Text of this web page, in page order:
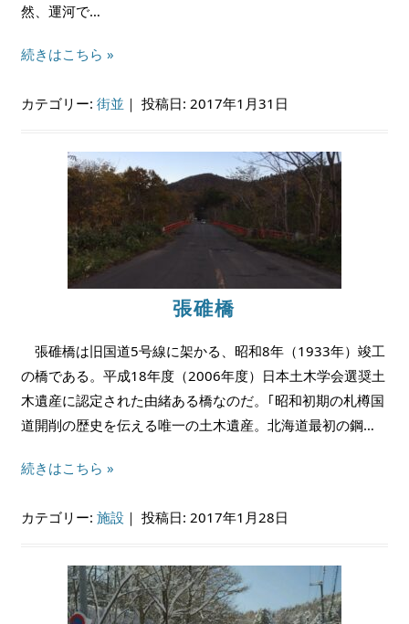
然、運河で…
続きはこちら »
カテゴリー:街並 ｜投稿日: 2017年1月31日
張碓橋
張碓橋は旧国道5号線に架かる、昭和8年（1933年）竣工
の橋である。平成18年度（2006年度）日本土木学会選奨土
木遺産に認定された由緒ある橋なのだ。｢昭和初期の札樽国
道開削の歴史を伝える唯一の土木遺産。北海道最初の鋼…
続きはこちら »
カテゴリー:施設 ｜投稿日: 2017年1月28日